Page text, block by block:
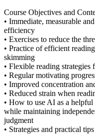
Course Objectives and
• Immediate, measurable
efficiency
• Exercises to reduce the
• Practice of efficient
skimming
• Flexible reading
• Regular motivating
• Improved concentration
• Reduced strain when
• How to use AI as a
while maintaining
judgment
• Strategies and practical